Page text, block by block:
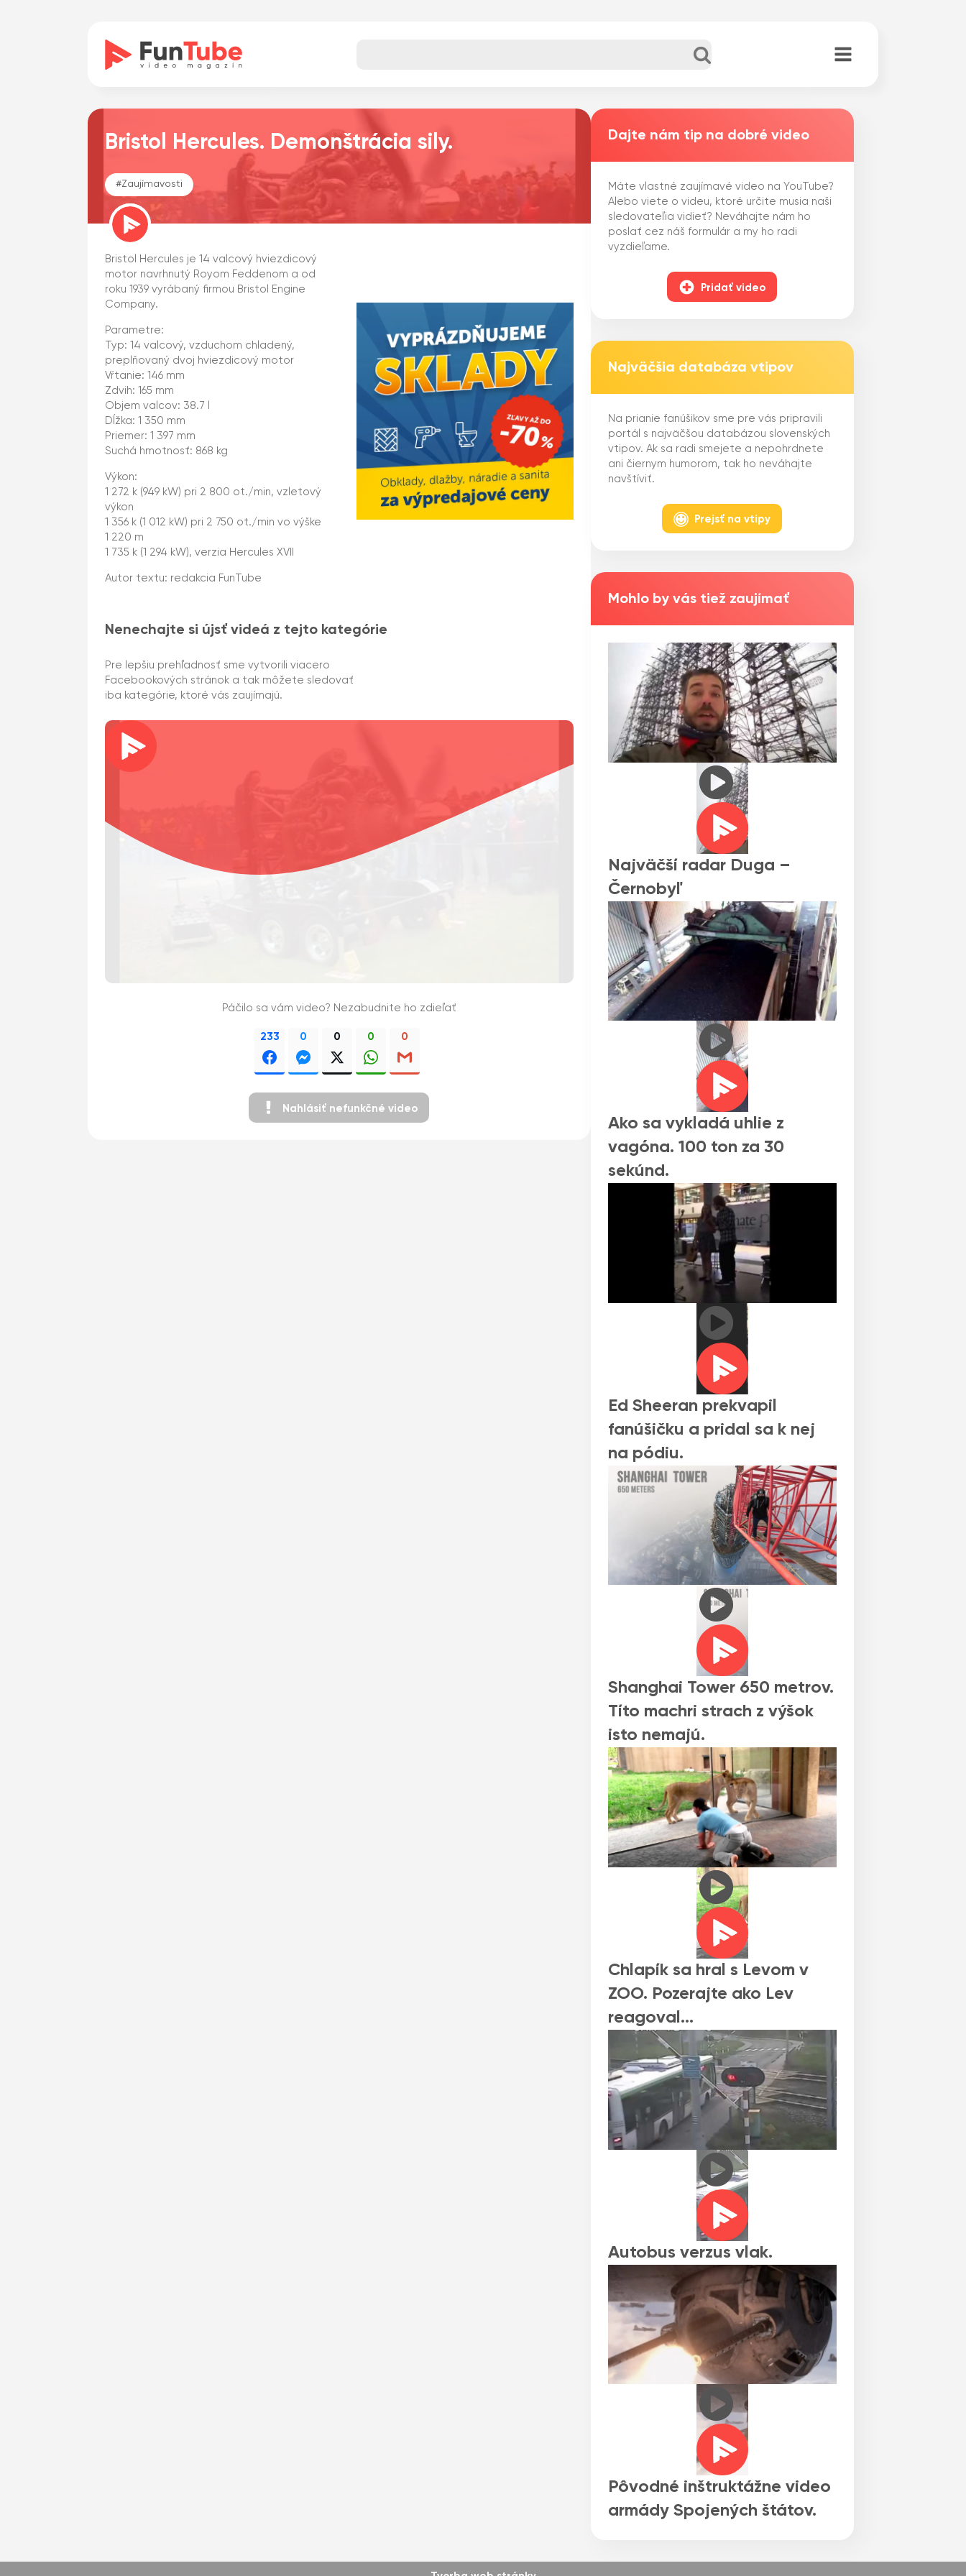
Bristol Hercules. Demonštrácia sily.
#Zaujímavosti
Bristol Hercules je 14 valcový hviezdicový
motor navrhnutý Royom Feddenom a od
roku 1939 vyrábaný firmou Bristol Engine
Company.
Parametre:
Typ: 14 valcový, vzduchom chladený,
preplňovaný dvoj hviezdicový motor
Vŕtanie: 146 mm
Zdvih: 165 mm
Objem valcov: 38.7 l
Dĺžka: 1 350 mm
Priemer: 1 397 mm
Suchá hmotnosť: 868 kg
Výkon:
1 272 k (949 kW) pri 2 800 ot./min, vzletový
výkon
1 356 k (1 012 kW) pri 2 750 ot./min vo výške
1 220 m
1 735 k (1 294 kW), verzia Hercules XVII
Autor textu: redakcia FunTube
Nenechajte si újsť videá z tejto kategórie
Pre lepšiu prehľadnosť sme vytvorili viacero
Facebookových stránok a tak môžete sledovať
iba kategórie, ktoré vás zaujímajú.
Páčilo sa vám video? Nezabudnite ho zdieľať
233 0 0 0 0
Nahlásiť nefunkčné video
Dajte nám tip na dobré video
Máte vlastné zaujímavé video na YouTube?
Alebo viete o videu, ktoré určite musia naši
sledovateľia vidieť? Neváhajte nám ho
poslať cez náš formulár a my ho radi
vyzdieľame.
Pridať video
Najväčšia databáza vtipov
Na prianie fanúšikov sme pre vás pripravili
portál s najväčšou databázou slovenských
vtipov. Ak sa radi smejete a nepohrdnete
ani čiernym humorom, tak ho neváhajte
navštíviť.
Prejsť na vtipy
Mohlo by vás tiež zaujímať
Najväčší radar Duga –
Černobyľ
Ako sa vykladá uhlie z
vagóna. 100 ton za 30
sekúnd.
Ed Sheeran prekvapil
fanúšičku a pridal sa k nej
na pódiu.
Shanghai Tower 650 metrov.
Títo machri strach z výšok
isto nemajú.
Chlapík sa hral s Levom v
ZOO. Pozerajte ako Lev
reagoval…
Autobus verzus vlak.
Pôvodné inštruktážne video
armády Spojených štátov.